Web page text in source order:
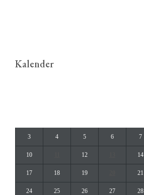
Kalender
3 4 5 6 7
10 12 14
17 18 19 21
24 25 26 27 28